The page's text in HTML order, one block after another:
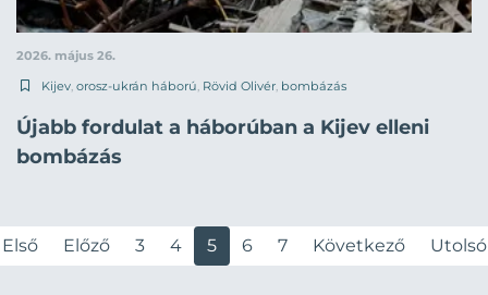
2026. május 26.
Kijev, orosz-ukrán háború, Rövid Olivér, bombázás
Újabb fordulat a háborúban a Kijev elleni
bombázás
Első Előző 3 4 5 6 7 Következő Utolsó